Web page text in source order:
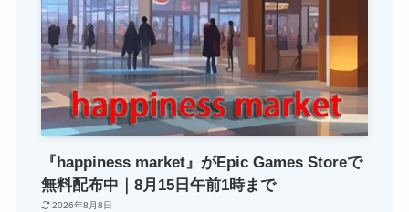
『happiness market』がEpic Games Storeで
無料配布中｜8月15日午前1時まで
2026年8月8日